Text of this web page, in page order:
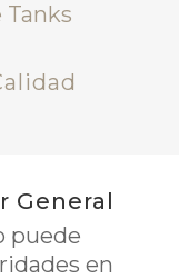
General
puede
en